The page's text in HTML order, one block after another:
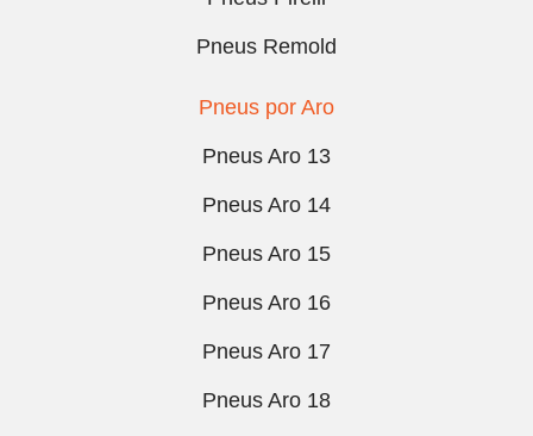
Pneus Remold
Pneus por Aro
Pneus Aro 13
Pneus Aro 14
Pneus Aro 15
Pneus Aro 16
Pneus Aro 17
Pneus Aro 18